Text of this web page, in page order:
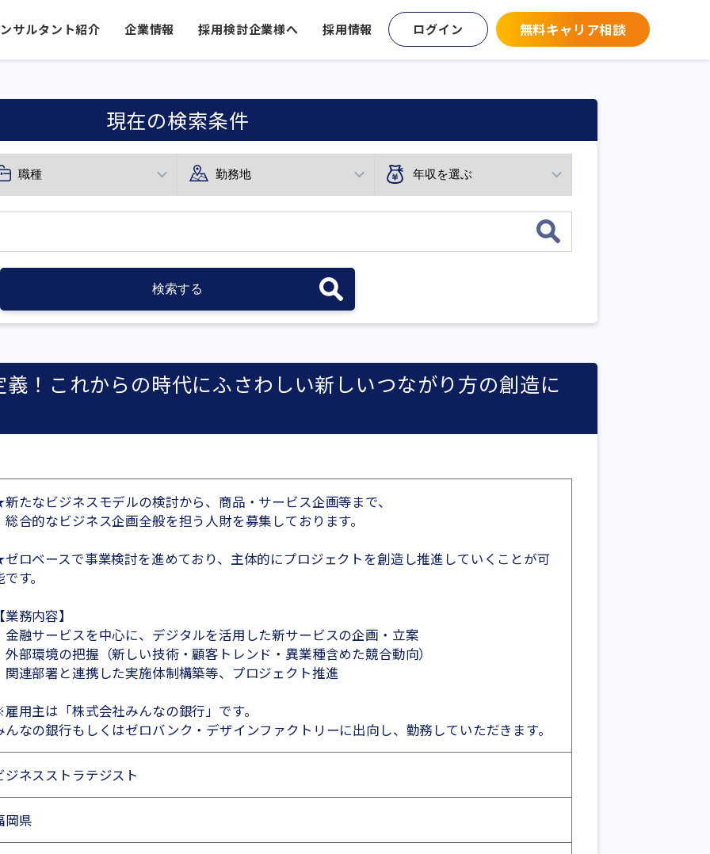
サルタント紹介 企業情報 採用検討企業様へ 採用情報 ログイン 無料キャリア相談
現在の検索条件
！これからの時代にふさわしい新しいつながり方の創造に
たなビジネスモデルの検討から、商品・サービス企画等まで、
合的なビジネス企画全般を担う人財を募集しております。
ロベースで事業検討を進めており、主体的にプロジェクトを創造し推進していくことが可
す。
業務内容】
金融サービスを中心に、デジタルを活用した新サービスの企画・立案
外部環境の把握（新しい技術・顧客トレンド・異業種含めた競合動向）
関連部署と連携した実施体制構築等、プロジェクト推進
用主は「株式会社みんなの銀行」です。
んなの銀行もしくはゼロバンク・デザインファクトリーに出向し、勤務していただきます。
ジネスストラテジスト
岡県